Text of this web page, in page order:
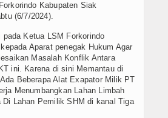
Kabupaten Siak
(6/7/2024).
Ketua LSM Forkorindo
Aparat penegak Hukum Agar
Masalah Konflik Antara
ini. Karena di sini Memantau di
Beberapa Alat Exapator Milik PT
Menumbangkan Lahan Limbah
Di Lahan Pemilik SHM di kanal Tiga